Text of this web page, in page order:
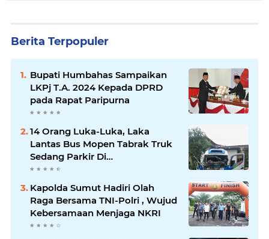
Berita Terpopuler
Bupati Humbahas Sampaikan
LKPj T.A. 2024 Kepada DPRD
pada Rapat Paripurna
14 Orang Luka-Luka, Laka
Lantas Bus Mopen Tabrak Truk
Sedang Parkir Di
Siborongborong
Kapolda Sumut Hadiri Olah
Raga Bersama TNI-Polri , Wujud
Kebersamaan Menjaga NKRI